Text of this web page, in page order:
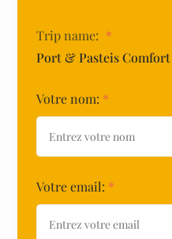
Trip name: *
Port & Pasteis Comfort
Votre nom: *
Votre email: *